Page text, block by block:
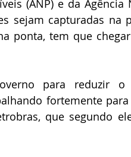
(ANP) e da Agência
sejam capturadas na
ponta, tem que
para reduzir o
fortemente para
que segundo